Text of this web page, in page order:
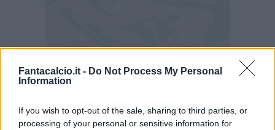
Fantacalcio.it - Do Not Process My Personal
Information
If you wish to opt-out of the sale, sharing to third parties, or
processing of your personal or sensitive information for
"Abbiamo visto tutta la gente fuori allo stadio,